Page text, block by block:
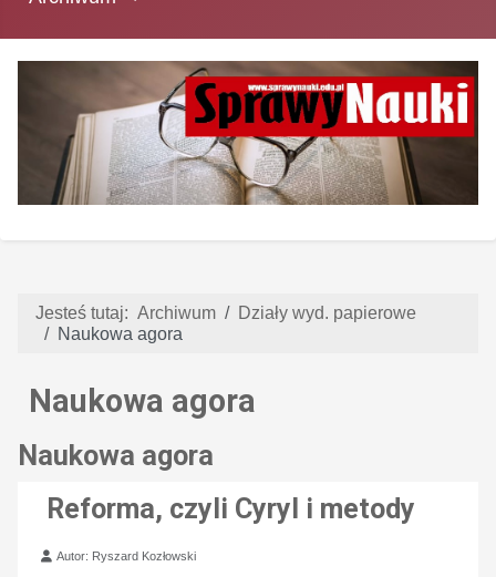
Jesteś tutaj: Archiwum
Działy wyd. papierowe
Naukowa agora
Naukowa agora
Naukowa agora
Reforma, czyli Cyryl i metody
Szczegóły
Autor: Ryszard Kozłowski